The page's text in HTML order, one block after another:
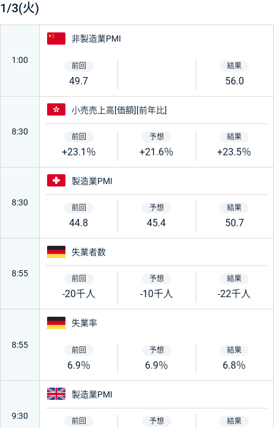
1/3(火)
1:00
中国
非製造業PMI
49.7 56.0
8:30
香港
小売売上高[価額][前年比]
+23.1％ +21.6％ +23.5％
8:30
スイス
製造業PMI
44.8 45.4 50.7
8:55
ドイツ
失業者数
-20千人 -10千人 -22千人
8:55
ドイツ
失業率
6.9％ 6.9％ 6.8％
9:30
イギリス
製造業PMI